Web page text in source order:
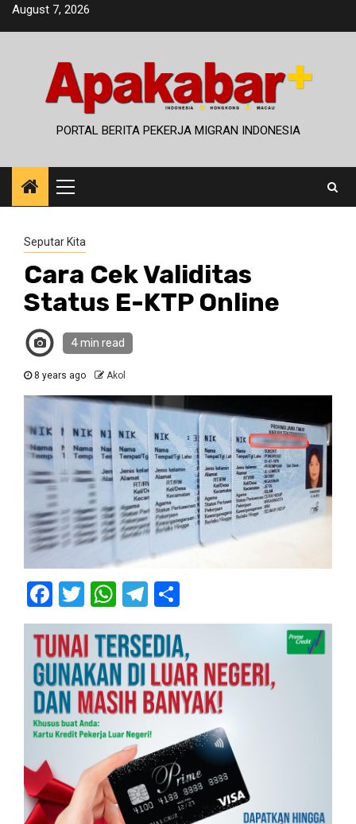
SkipAugust 7, 2026
PORTAL BERITA PEKERJA MIGRAN INDONESIA
Primary
Menu
Seputar Kita
Cara Cek Validitas
Status E-KTP Online
4 min read
8 years ago Akol
Facebook
Twitter
WhatsApp
Telegram